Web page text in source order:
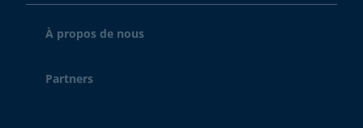
À propos de nous
Partners